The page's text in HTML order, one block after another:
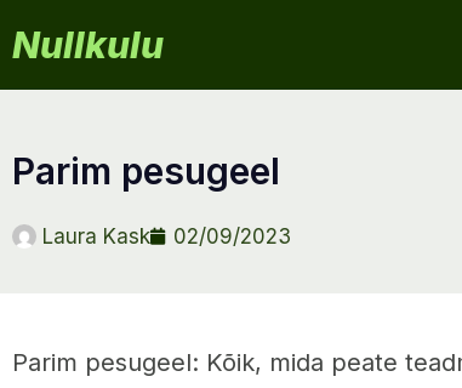
Nullkulu
parim pesugeel
Laura Kask 02/09/2023
Parim pesugeel: Kõik, mida peate